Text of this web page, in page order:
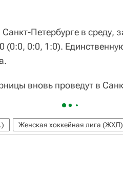
Петербурге в среду,
(0:0, 0:0, 1:0).
вновь проведут в
Женская хоккейная лига (ЖХЛ)